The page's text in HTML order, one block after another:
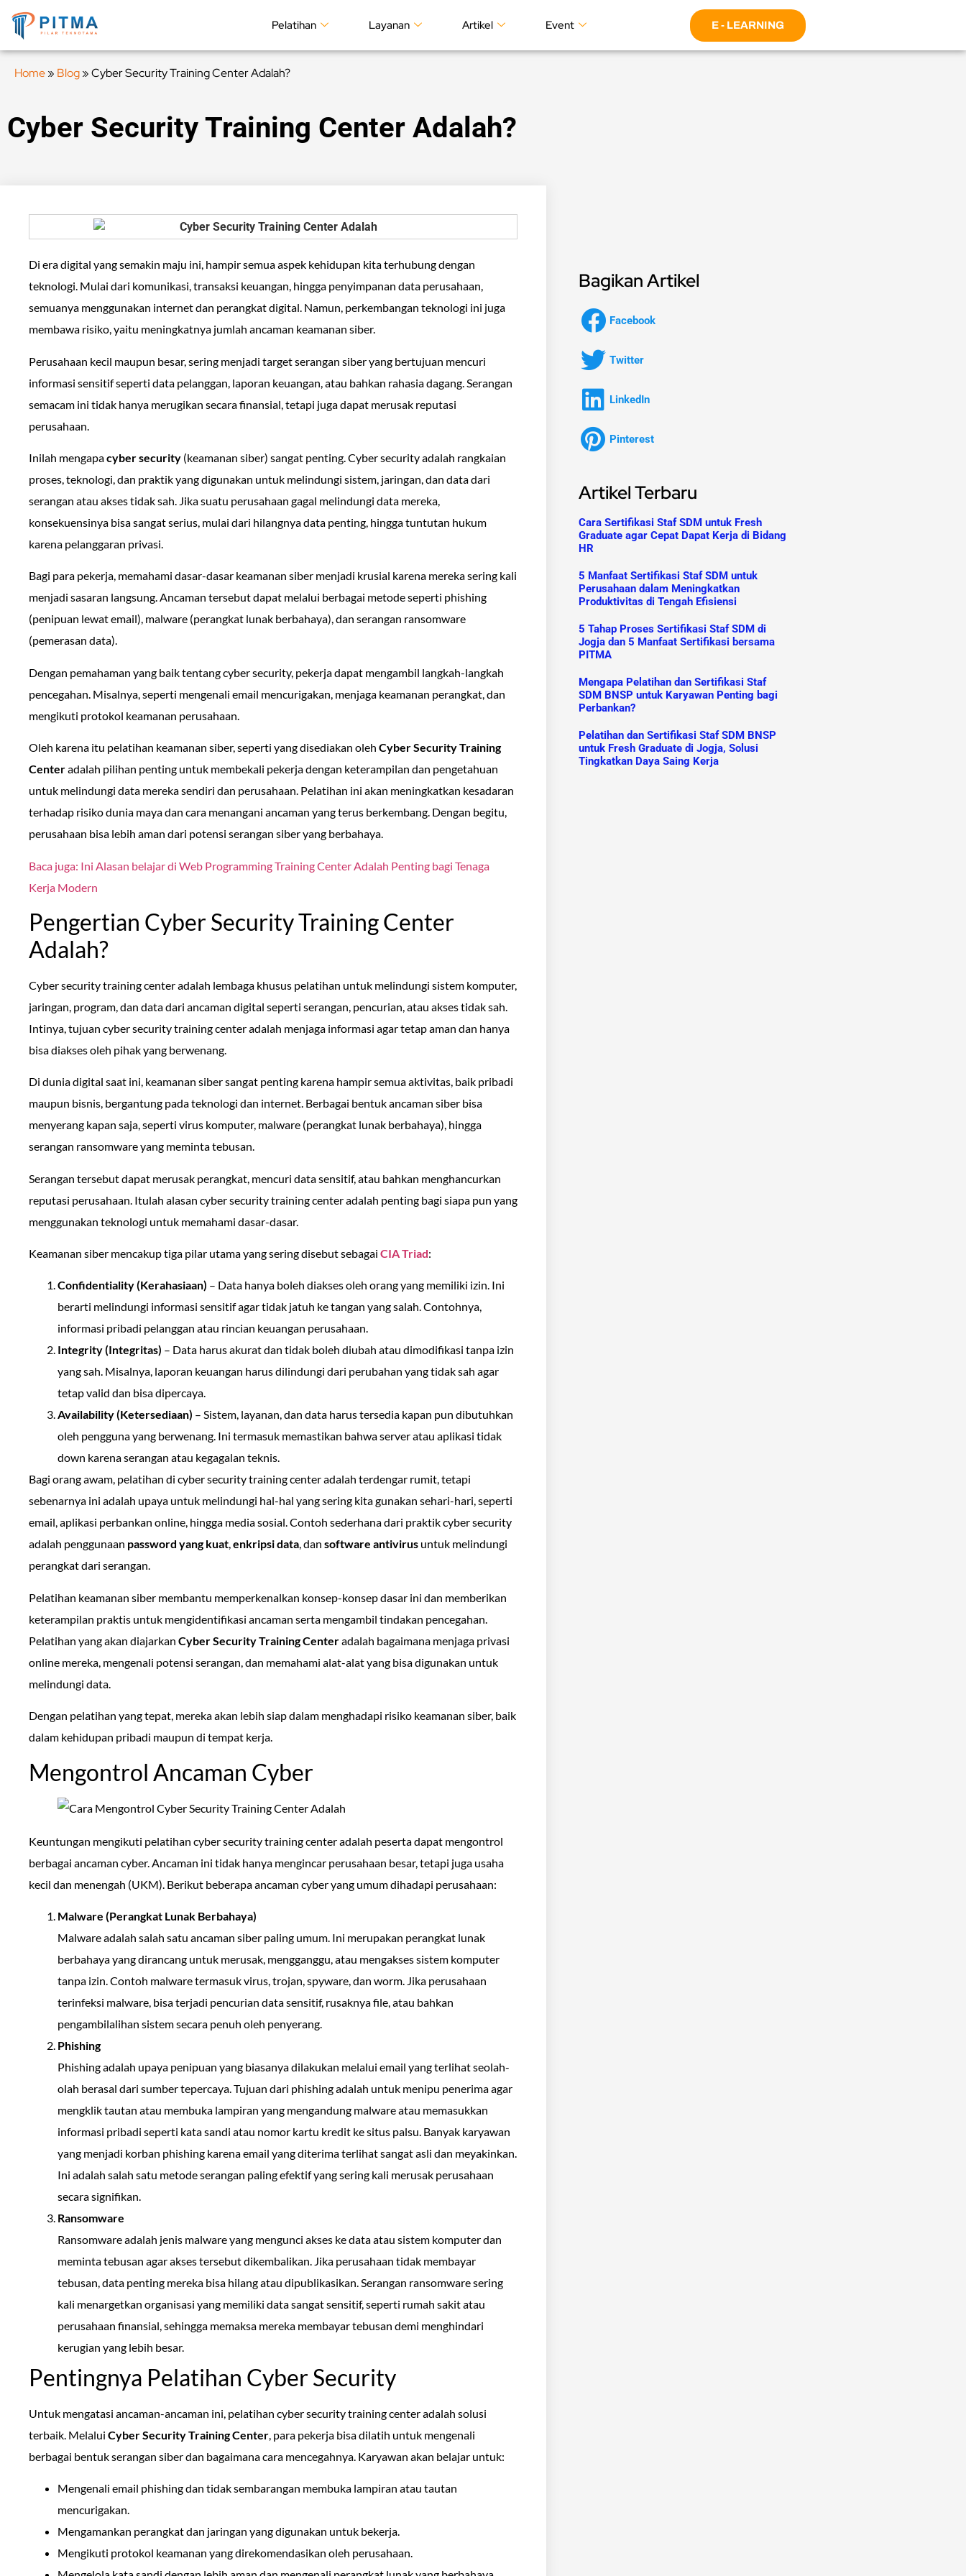
Pelatihan Layanan Artikel Event E - LEARNING
Home» Blog»Cyber Security Training Center Adalah?
Cyber Security Training Center Adalah?
Di era digital yang semakin maju ini, hampir semua aspek kehidupan kita terhubung dengan
teknologi. Mulai dari komunikasi, transaksi keuangan, hingga penyimpanan data perusahaan,
semuanya menggunakan internet dan perangkat digital. Namun, perkembangan teknologi ini juga
membawa risiko, yaitu meningkatnya jumlah ancaman keamanan siber.
Perusahaan kecil maupun besar, sering menjadi target serangan siber yang bertujuan mencuri
informasi sensitif seperti data pelanggan, laporan keuangan, atau bahkan rahasia dagang. Serangan
semacam ini tidak hanya merugikan secara finansial, tetapi juga dapat merusak reputasi
perusahaan.
Inilah mengapacyber security (keamanan siber) sangat penting. Cyber security adalah rangkaian
proses, teknologi, dan praktik yang digunakan untuk melindungi sistem, jaringan, dan data dari
serangan atau akses tidak sah. Jika suatu perusahaan gagal melindungi data mereka,
konsekuensinya bisa sangat serius, mulai dari hilangnya data penting, hingga tuntutan hukum
karena pelanggaran privasi.
Bagi para pekerja, memahami dasar-dasar keamanan siber menjadi krusial karena mereka sering kali
menjadi sasaran langsung. Ancaman tersebut dapat melalui berbagai metode seperti phishing
(penipuan lewat email), malware (perangkat lunak berbahaya), dan serangan ransomware
(pemerasan data).
Dengan pemahaman yang baik tentang cyber security, pekerja dapat mengambil langkah-langkah
pencegahan. Misalnya, seperti mengenali email mencurigakan, menjaga keamanan perangkat, dan
mengikuti protokol keamanan perusahaan.
Oleh karena itu pelatihan keamanan siber, seperti yang disediakan oleh Cyber Security Training
Centeradalah pilihan penting untuk membekali pekerja dengan keterampilan dan pengetahuan
untuk melindungi data mereka sendiri dan perusahaan. Pelatihan ini akan meningkatkan kesadaran
terhadap risiko dunia maya dan cara menangani ancaman yang terus berkembang. Dengan begitu,
perusahaan bisa lebih aman dari potensi serangan siber yang berbahaya.
Baca juga: Ini Alasan belajar di Web Programming Training Center Adalah Penting bagi Tenaga
Kerja Modern
Pengertian Cyber Security Training Center
Adalah?
Cyber security training center adalah lembaga khusus pelatihan untuk melindungi sistem komputer,
jaringan, program, dan data dari ancaman digital seperti serangan, pencurian, atau akses tidak sah.
Intinya, tujuan cyber security training center adalah menjaga informasi agar tetap aman dan hanya
bisa diakses oleh pihak yang berwenang.
Di dunia digital saat ini, keamanan siber sangat penting karena hampir semua aktivitas, baik pribadi
maupun bisnis, bergantung pada teknologi dan internet. Berbagai bentuk ancaman siber bisa
menyerang kapan saja, seperti virus komputer, malware (perangkat lunak berbahaya), hingga
serangan ransomware yang meminta tebusan.
Serangan tersebut dapat merusak perangkat, mencuri data sensitif, atau bahkan menghancurkan
reputasi perusahaan. Itulah alasan cyber security training center adalah penting bagi siapa pun yang
menggunakan teknologi untuk memahami dasar-dasar.
Keamanan siber mencakup tiga pilar utama yang sering disebut sebagai CIA Triad:
Confidentiality (Kerahasiaan) – Data hanya boleh diakses oleh orang yang memiliki izin. Ini
berarti melindungi informasi sensitif agar tidak jatuh ke tangan yang salah. Contohnya,
informasi pribadi pelanggan atau rincian keuangan perusahaan.
Integrity (Integritas) – Data harus akurat dan tidak boleh diubah atau dimodifikasi tanpa izin
yang sah. Misalnya, laporan keuangan harus dilindungi dari perubahan yang tidak sah agar
tetap valid dan bisa dipercaya.
Availability (Ketersediaan) – Sistem, layanan, dan data harus tersedia kapan pun dibutuhkan
oleh pengguna yang berwenang. Ini termasuk memastikan bahwa server atau aplikasi tidak
down karena serangan atau kegagalan teknis.
Bagi orang awam, pelatihan di cyber security training center adalah terdengar rumit, tetapi
sebenarnya ini adalah upaya untuk melindungi hal-hal yang sering kita gunakan sehari-hari, seperti
email, aplikasi perbankan online, hingga media sosial. Contoh sederhana dari praktik cyber security
adalah penggunaan password yang kuat,enkripsi data, dan software antivirus untuk melindungi
perangkat dari serangan.
Pelatihan keamanan siber membantu memperkenalkan konsep-konsep dasar ini dan memberikan
keterampilan praktis untuk mengidentifikasi ancaman serta mengambil tindakan pencegahan.
Pelatihan yang akan diajarkan Cyber Security Training Centeradalah bagaimana menjaga privasi
online mereka, mengenali potensi serangan, dan memahami alat-alat yang bisa digunakan untuk
melindungi data.
Dengan pelatihan yang tepat, mereka akan lebih siap dalam menghadapi risiko keamanan siber, baik
dalam kehidupan pribadi maupun di tempat kerja.
Mengontrol Ancaman Cyber
Keuntungan mengikuti pelatihan cyber security training center adalah peserta dapat mengontrol
berbagai ancaman cyber. Ancaman ini tidak hanya mengincar perusahaan besar, tetapi juga usaha
kecil dan menengah (UKM). Berikut beberapa ancaman cyber yang umum dihadapi perusahaan:
Malware (Perangkat Lunak Berbahaya)
Malware adalah salah satu ancaman siber paling umum. Ini merupakan perangkat lunak
berbahaya yang dirancang untuk merusak, mengganggu, atau mengakses sistem komputer
tanpa izin. Contoh malware termasuk virus, trojan, spyware, dan worm. Jika perusahaan
terinfeksi malware, bisa terjadi pencurian data sensitif, rusaknya file, atau bahkan
pengambilalihan sistem secara penuh oleh penyerang.
Phishing
Phishing adalah upaya penipuan yang biasanya dilakukan melalui email yang terlihat seolah-
olah berasal dari sumber tepercaya. Tujuan dari phishing adalah untuk menipu penerima agar
mengklik tautan atau membuka lampiran yang mengandung malware atau memasukkan
informasi pribadi seperti kata sandi atau nomor kartu kredit ke situs palsu. Banyak karyawan
yang menjadi korban phishing karena email yang diterima terlihat sangat asli dan meyakinkan.
Ini adalah salah satu metode serangan paling efektif yang sering kali merusak perusahaan
secara signifikan.
Ransomware
Ransomware adalah jenis malware yang mengunci akses ke data atau sistem komputer dan
meminta tebusan agar akses tersebut dikembalikan. Jika perusahaan tidak membayar
tebusan, data penting mereka bisa hilang atau dipublikasikan. Serangan ransomware sering
kali menargetkan organisasi yang memiliki data sangat sensitif, seperti rumah sakit atau
perusahaan finansial, sehingga memaksa mereka membayar tebusan demi menghindari
kerugian yang lebih besar.
Pentingnya Pelatihan Cyber Security
Untuk mengatasi ancaman-ancaman ini, pelatihan cyber security training center adalah solusi
terbaik. Melalui Cyber Security Training Center, para pekerja bisa dilatih untuk mengenali
berbagai bentuk serangan siber dan bagaimana cara mencegahnya. Karyawan akan belajar untuk:
Mengenali email phishing dan tidak sembarangan membuka lampiran atau tautan
mencurigakan.
Mengamankan perangkat dan jaringan yang digunakan untuk bekerja.
Mengikuti protokol keamanan yang direkomendasikan oleh perusahaan.
Bagikan Artikel
Facebook
Twitter
LinkedIn
Pinterest
Artikel Terbaru
Cara Sertifikasi Staf SDM untuk Fresh
Graduate agar Cepat Dapat Kerja di Bidang
HR
5 Manfaat Sertifikasi Staf SDM untuk
Perusahaan dalam Meningkatkan
Produktivitas di Tengah Efisiensi
5 Tahap Proses Sertifikasi Staf SDM di
Jogja dan 5 Manfaat Sertifikasi bersama
PITMA
Mengapa Pelatihan dan Sertifikasi Staf
SDM BNSP untuk Karyawan Penting bagi
Perbankan?
Pelatihan dan Sertifikasi Staf SDM BNSP
untuk Fresh Graduate di Jogja, Solusi
Tingkatkan Daya Saing Kerja